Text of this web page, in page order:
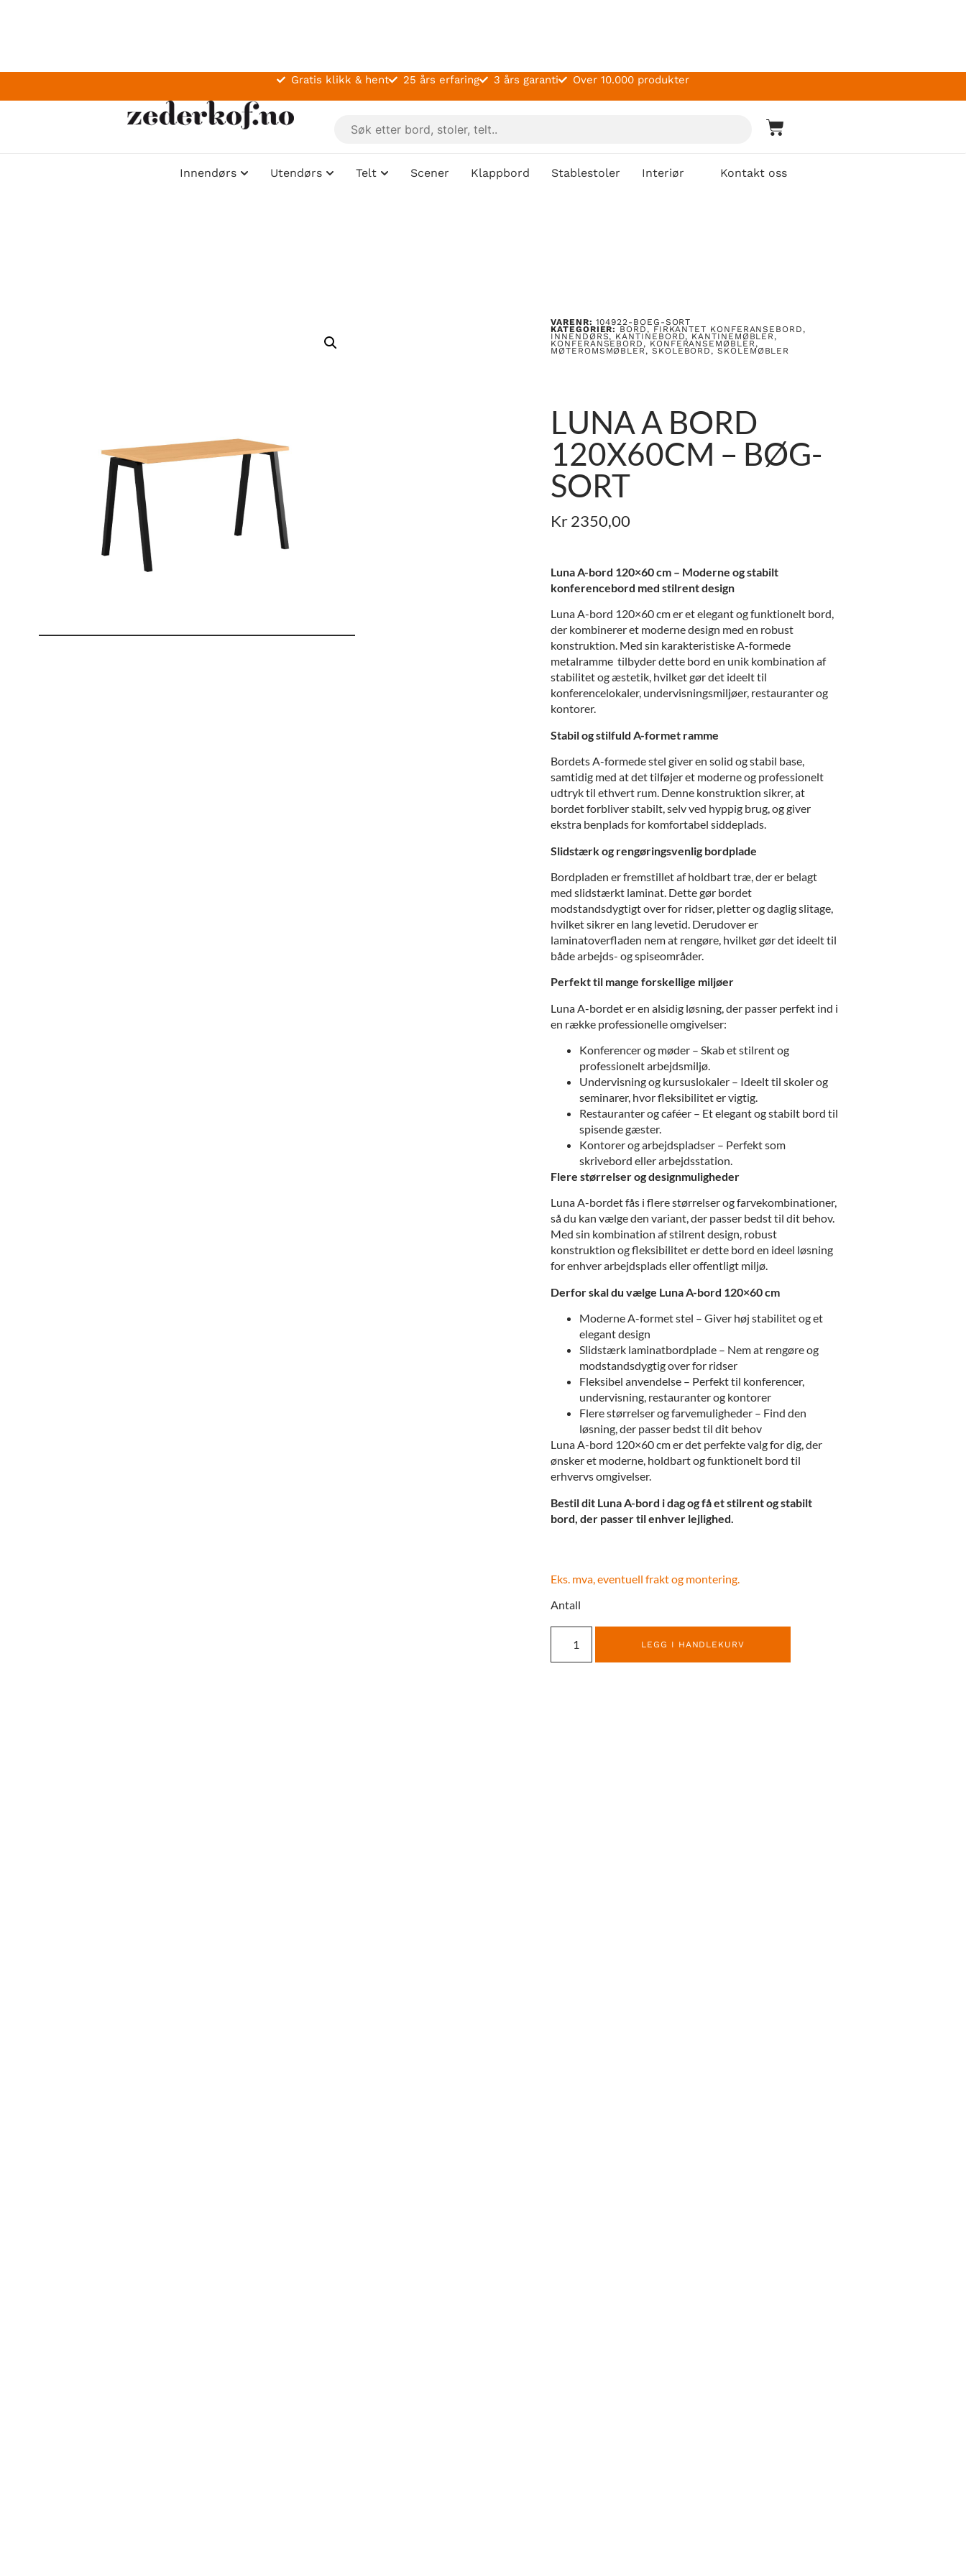
Gratis klikk & hent 25 års erfaring 3 års garanti Over 10.000 produkter
Innendørs Utendørs Telt Scener Klappbord Stablestoler Interiør Kontakt oss
VARENR: 104922-BOEG-SORT
KATEGORIER: BORD, FIRKANTET KONFERANSEBORD,
INNENDØRS, KANTINEBORD, KANTINEMØBLER,
KONFERANSEBORD, KONFERANSEMØBLER,
MØTEROMSMØBLER, SKOLEBORD,SKOLEMØBLER
LUNA A BORD
120X60CM – BØG-
SORT
Kr2350,00
Luna A-bord 120×60 cm – Moderne og stabilt
konferencebord med stilrent design
Luna A-bord 120×60 cm er et elegant og funktionelt bord,
der kombinerer et moderne design med en robust
konstruktion. Med sin karakteristiske A-formede
metalramme tilbyder dette bord en unik kombination af
stabilitet og æstetik, hvilket gør det ideelt til
konferencelokaler, undervisningsmiljøer, restauranter og
kontorer.
Stabil og stilfuld A-formet ramme
Bordets A-formede stel giver en solid og stabil base,
samtidig med at det tilføjer et moderne og professionelt
udtryk til ethvert rum. Denne konstruktion sikrer, at
bordet forbliver stabilt, selv ved hyppig brug, og giver
ekstra benplads for komfortabel siddeplads.
Slidstærk og rengøringsvenlig bordplade
Bordpladen er fremstillet af holdbart træ, der er belagt
med slidstærkt laminat. Dette gør bordet
modstandsdygtigt over for ridser, pletter og daglig slitage,
hvilket sikrer en lang levetid. Derudover er
laminatoverfladen nem at rengøre, hvilket gør det ideelt til
både arbejds- og spiseområder.
Perfekt til mange forskellige miljøer
Luna A-bordet er en alsidig løsning, der passer perfekt ind i
en række professionelle omgivelser:
Konferencer og møder – Skab et stilrent og
professionelt arbejdsmiljø.
Undervisning og kursuslokaler – Ideelt til skoler og
seminarer, hvor fleksibilitet er vigtig.
Restauranter og caféer – Et elegant og stabilt bord til
spisende gæster.
Kontorer og arbejdspladser – Perfekt som
skrivebord eller arbejdsstation.
Flere størrelser og designmuligheder
Luna A-bordet fås i flere størrelser og farvekombinationer,
så du kan vælge den variant, der passer bedst til dit behov.
Med sin kombination af stilrent design, robust
konstruktion og fleksibilitet er dette bord en ideel løsning
for enhver arbejdsplads eller offentligt miljø.
Derfor skal du vælge Luna A-bord 120×60 cm
Moderne A-formet stel – Giver høj stabilitet og et
elegant design
Slidstærk laminatbordplade – Nem at rengøre og
modstandsdygtig over for ridser
Fleksibel anvendelse – Perfekt til konferencer,
undervisning, restauranter og kontorer
Flere størrelser og farvemuligheder – Find den
løsning, der passer bedst til dit behov
Luna A-bord 120×60 cm er det perfekte valg for dig, der
ønsker et moderne, holdbart og funktionelt bord til
erhvervs omgivelser.
Bestil dit Luna A-bord i dag og få et stilrent og stabilt
bord, der passer til enhver lejlighed.
Eks. mva, eventuell frakt og montering.
Antall
LEGG I HANDLEKURV